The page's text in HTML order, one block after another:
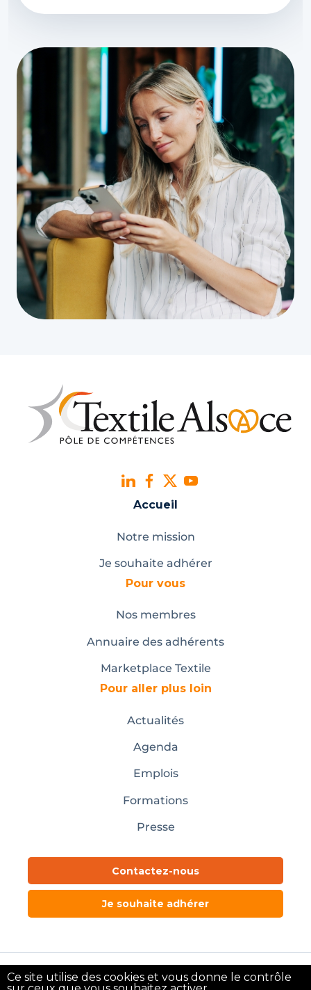
Accueil
Notre mission
Je souhaite adhérer
Pour vous
Nos membres
Annuaire des adhérents
Marketplace Textile
Pour aller plus loin
Actualités
Agenda
Emplois
Formations
Presse
Contactez-nous
Je souhaite adhérer
Mentions légales
Ce site utilise des cookies et vous donne le contrôle